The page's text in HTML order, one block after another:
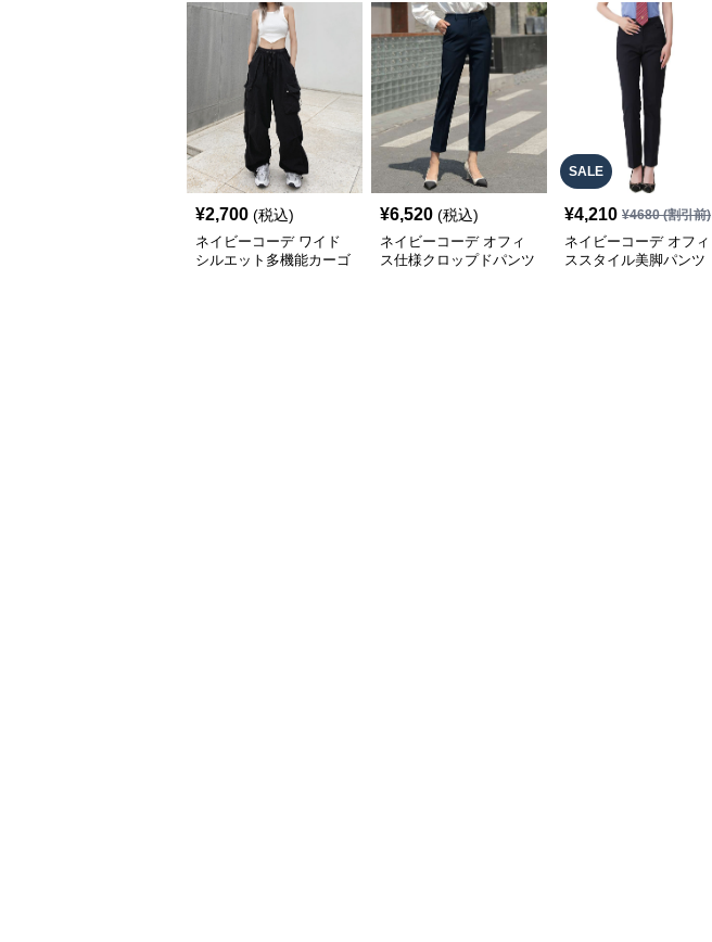
¥2,700 (税込)
ネイビーコーデ ワイド
シルエット多機能カーゴ
¥6,520 (税込)
ネイビーコーデ オフィ
ス仕様クロップドパンツ
SALE
¥4,210 ¥4680(割引前)
ネイビーコーデ オフィ
ススタイル美脚パンツ